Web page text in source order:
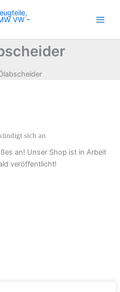
sich an
an! Unser Shop ist in Arbeit
veröffentlicht!